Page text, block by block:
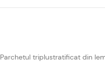
Parchetul triplustratificat din